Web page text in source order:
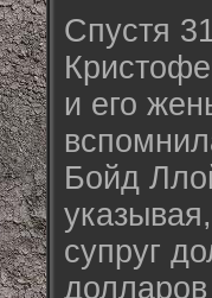
Спустя
и его
Бойд
супруг